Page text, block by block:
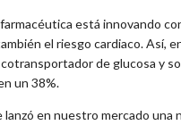
está innovando
el riesgo cardiaco. Así,
de glucosa y
un 38%.
en nuestro mercado una